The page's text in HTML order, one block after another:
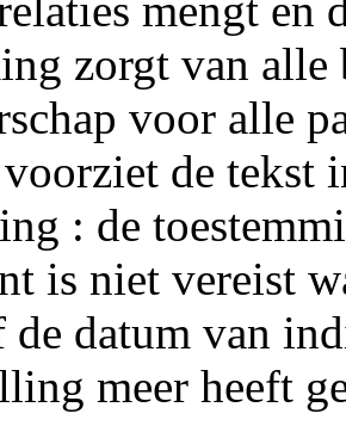
mengt
zorgt van
voor alle
de tekst
: de
is niet vereist
de datum van
meer heeft